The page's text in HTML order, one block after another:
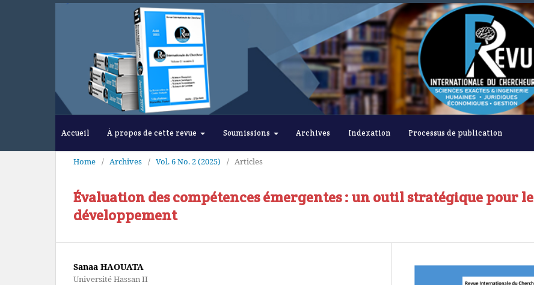
Accueil À propos de cette revue Soumissions Archives Indexation Processus de publication
Home / Archives / Vol. 6 No. 2 (2025) / Articles
Évaluation des compétences émergentes : un outil stratégique pour le
développement
Sanaa HAOUATA
Université Hassan II